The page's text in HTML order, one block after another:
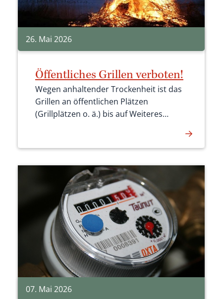
26. Mai 2026
Öffentliches Grillen verboten!
Wegen anhaltender Trockenheit ist das
Grillen an öffentlichen Plätzen
(Grillplätzen o. ä.) bis auf Weiteres
07. Mai 2026